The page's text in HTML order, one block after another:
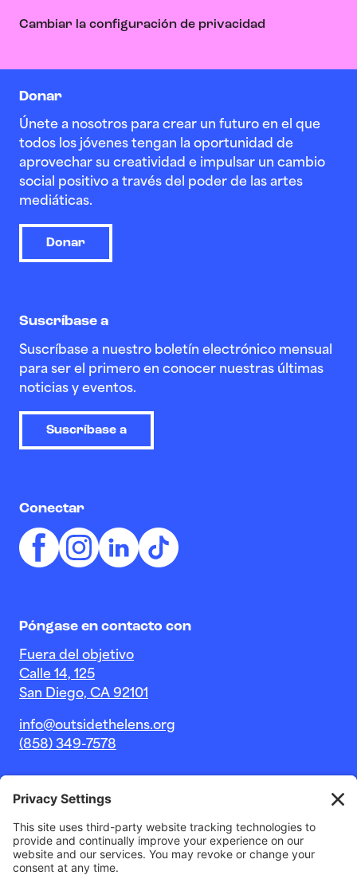
Donar
Únete a nosotros para crear un futuro en el que
todos los jóvenes tengan la oportunidad de
aprovechar su creatividad e impulsar un cambio
social positivo a través del poder de las artes
mediáticas.
Donar
Suscríbase a
Suscríbase a nuestro boletín electrónico mensual
para ser el primero en conocer nuestras últimas
noticias y eventos.
Suscríbase a
Conectar
Póngase en contacto con
Fuera del objetivo
Calle 14, 125
San Diego, CA 92101
info@outsidethelens.org
(858) 349-7578
© 2026 Outside The Lens, una organización sin fines de
lucro 501c(3).
Cambiar la configuración de privacidad